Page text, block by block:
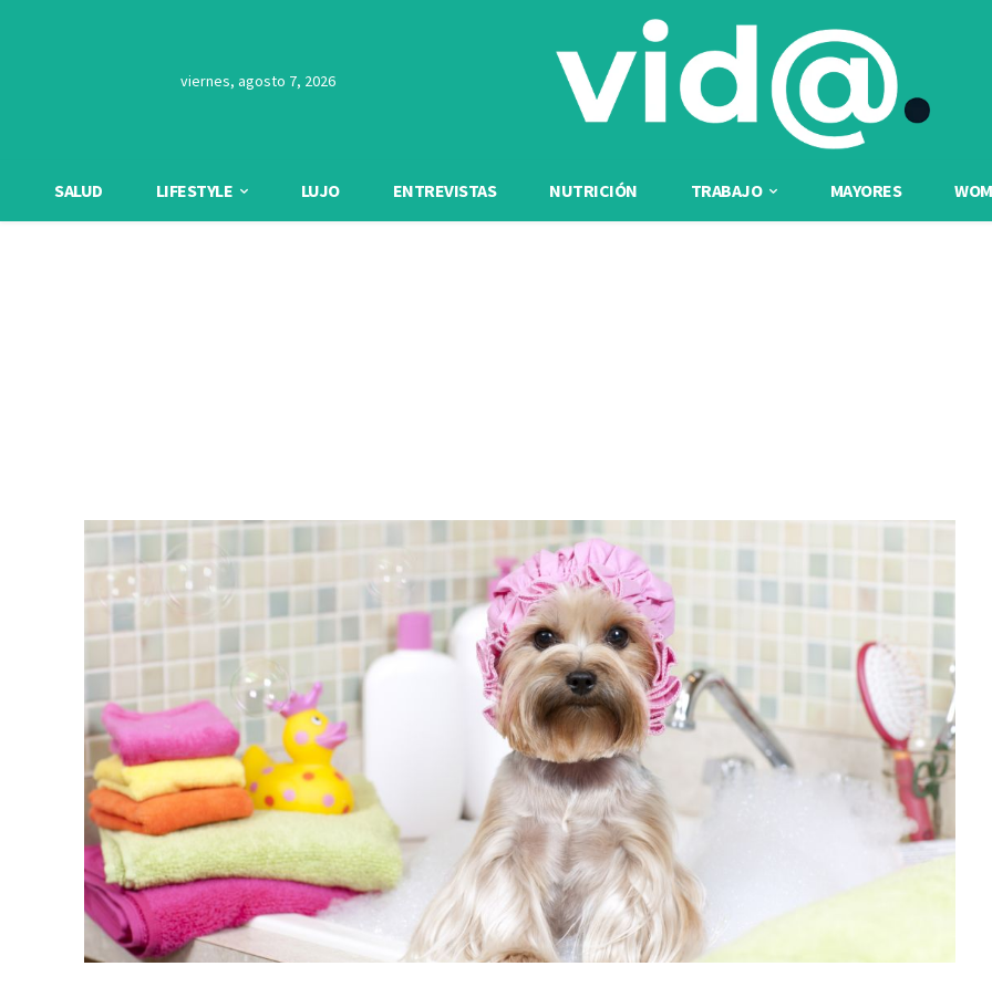
viernes, agosto 7, 2026
SALUD LIFESTYLE LUJO ENTREVISTAS NUTRICIÓN TRABAJO MAYORES